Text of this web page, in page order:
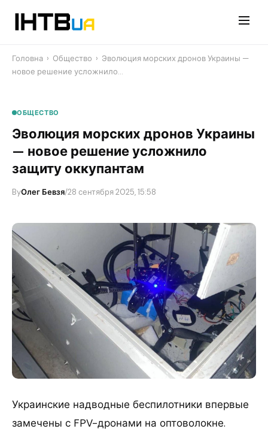
Головна › Общество › Эволюция морских дронов Украины —
новое решение усложнило…
ОБЩЕСТВО
Эволюция морских дронов Украины
— новое решение усложнило
защиту оккупантам
ByОлег Бевзя/28 сентября 2025, 15:58
Украинские надводные беспилотники впервые
замечены с FPV-дронами на оптоволокне.